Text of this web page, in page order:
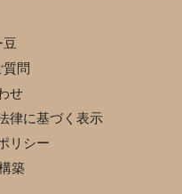
豆
質問
せ
律に基づく表示
リシー
築